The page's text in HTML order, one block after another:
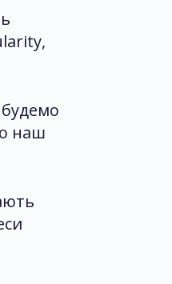
наш